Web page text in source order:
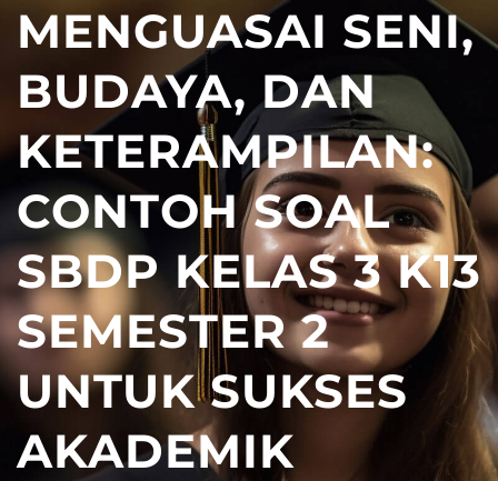
MENGUASAI SENI,
BUDAYA, DAN
KETERAMPILAN:
CONTOH SOAL
SBDP KELAS 3 K13
SEMESTER 2
UNTUK SUKSES
AKADEMIK